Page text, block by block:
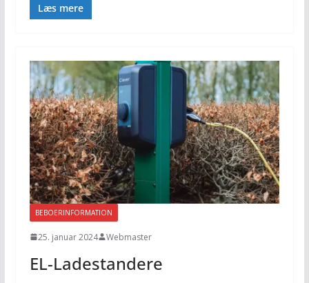
Læs mere
BEBOERINFORMATION
25. januar 2024 Webmaster
EL-Ladestandere